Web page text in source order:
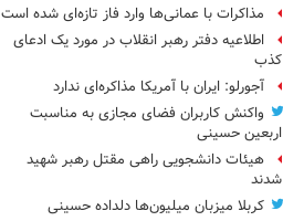
مذاکرات با عمانی‌ها وارد فاز تازه‌ای شده است
اطلاعیه دفتر رهبر انقلاب در مورد یک ادعای
کذب
آجورلو: ایران با آمریکا مذاکره‌ای ندارد
واکنش کاربران فضای مجازی به مناسبت
اربعین حسینی
هیئات دانشجویی راهی مقتل رهبر شهید
شدند
کربلا میزبان میلیون‌ها دلداده حسینی